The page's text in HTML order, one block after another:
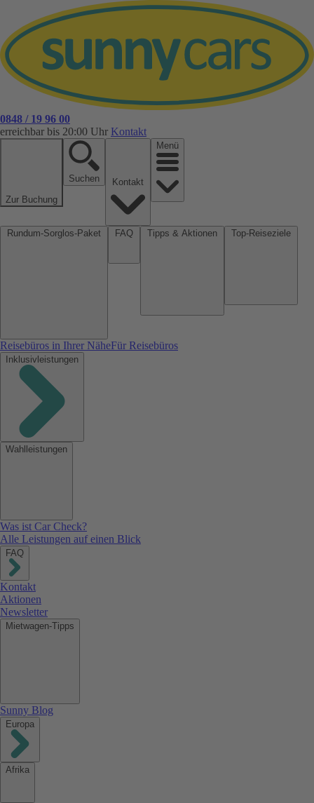
0848 / 19 96 00
erreichbar bis 20:00 Uhr Kontakt
Zur Buchung
Suchen
Menü
Reisebüros in Ihrer NäheFür Reisebüros
Inklusivleistungen
Wahlleistungen
Was ist Car Check?
Alle Leistungen auf einen Blick
FAQ
Kontakt
Aktionen
Newsletter
Mietwagen-Tipps
Sunny Blog
Europa
Afrika